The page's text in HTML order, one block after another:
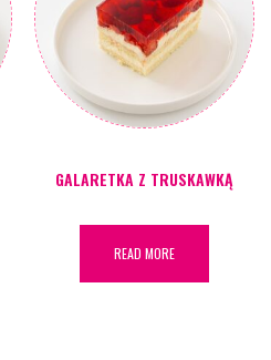
GALARETKA Z TRUSKAWKĄ
READ MORE